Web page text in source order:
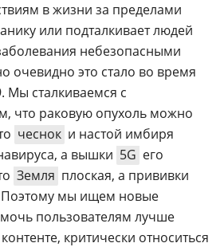
в жизни за пределами
или подталкивает людей
небезопасными
очевидно это стало во время
Мы сталкиваемся с
что раковую опухоль можно
чеснок и настой имбиря
а вышки 5G его
Земля плоская, а прививки
Поэтому мы ищем новые
пользователям лучше
критически относиться